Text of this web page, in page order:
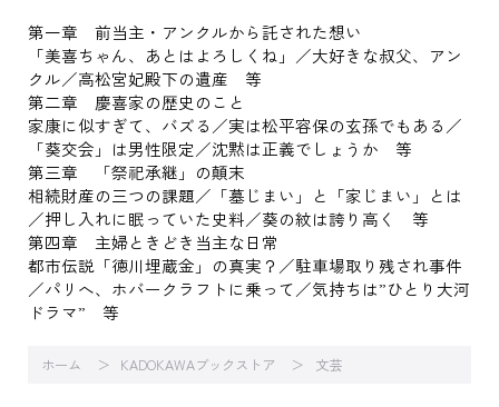
第一章 前当主・アンクルから託された想い
「美喜ちゃん、あとはよろしくね」／大好きな叔父、アン
クル／高松宮妃殿下の遺産 等
第二章 慶喜家の歴史のこと
家康に似すぎて、バズる／実は松平容保の玄孫でもある／
「葵交会」は男性限定／沈黙は正義でしょうか 等
第三章 「祭祀承継」の顛末
相続財産の三つの課題／「墓じまい」と「家じまい」とは
／押し入れに眠っていた史料／葵の紋は誇り高く 等
第四章 主婦ときどき当主な日常
都市伝説「徳川埋蔵金」の真実？／駐車場取り残され事件
／パリへ、ホバークラフトに乗って／気持ちは”ひとり大河
ドラマ” 等
ホーム KADOKAWAブックストア 文芸